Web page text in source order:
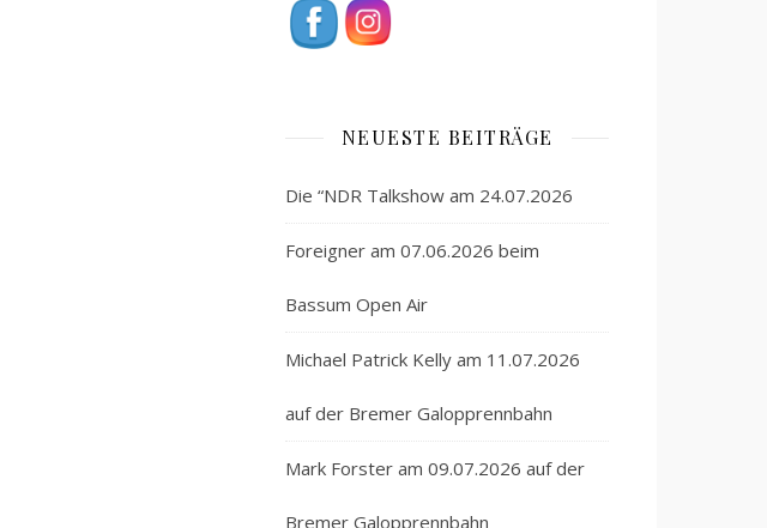
NEUESTE BEITRÄGE
Die “NDR Talkshow am 24.07.2026
Foreigner am 07.06.2026 beim
Bassum Open Air
Michael Patrick Kelly am 11.07.2026
auf der Bremer Galopprennbahn
Mark Forster am 09.07.2026 auf der
Bremer Galopprennbahn